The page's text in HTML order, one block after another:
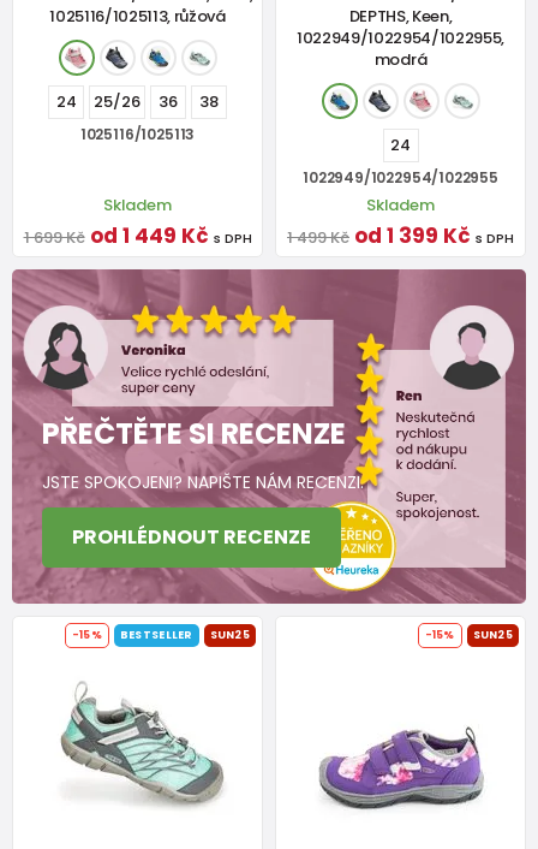
1025116/1025113, růžová
24 25/26 36 38
1025116/1025113
Skladem
1 699 Kč od 1 449 Kč s DPH
DEPTHS, Keen,
1022949/1022954/1022955,
modrá
24
1022949/1022954/1022955
Skladem
1 499 Kč od 1 399 Kč s DPH
PŘEČTĚTE SI RECENZE
JSTE SPOKOJENI? NAPIŠTE NÁM RECENZI.
PROHLÉDNOUT RECENZE
-15% BESTSELLER SUN25 -15% SUN25